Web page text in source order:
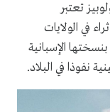
تعتبر
في الولايات
المتحدة الأمريكية، وصنفتها مجلة People بنسختها الإسبانية
نفوذا في البلاد.